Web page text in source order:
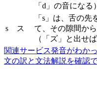
「d」の音になる）
s ス
「s」は、舌の
て、その隙間か
（「ズ」と出せ
関連サービス発音がわか
文の訳と文法解説を確認